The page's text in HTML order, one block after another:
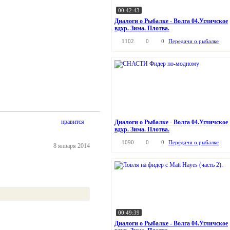
нравится
8 января 2014
00:42:43
Диалоги о Рыбалке - Волга 04.Угличское
вдхр. Зима. Плотва.
1102 0 0 Передачи о рыбалке
Диалоги о Рыбалке - Волга 04.Угличское
вдхр. Зима. Плотва.
1090 0 0 Передачи о рыбалке
00:49:39
Диалоги о Рыбалке - Волга 04.Угличское